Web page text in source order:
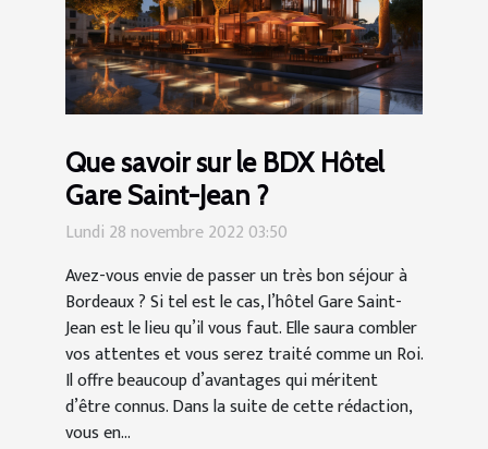
Que savoir sur le BDX Hôtel
Gare Saint-Jean ?
Lundi 28 novembre 2022 03:50
Avez-vous envie de passer un très bon séjour à
Bordeaux ? Si tel est le cas, l’hôtel Gare Saint-
Jean est le lieu qu’il vous faut. Elle saura combler
vos attentes et vous serez traité comme un Roi.
Il offre beaucoup d’avantages qui méritent
d’être connus. Dans la suite de cette rédaction,
vous en...